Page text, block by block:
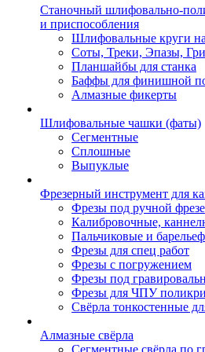
Станочный шлифовально-
и приспособления
Шлифовальные круги
Соты, Треки, Эпазы,
Планшайбы для станка
Баффы для финишной
Алмазные фикерты
Шлифовальные чашки (фаты)
Сегментные
Сплошные
Выпуклые
Фрезерный инструмент для
Фрезы под ручной
Калибровочные,
Пальчиковые и
Фрезы для спец работ
Фрезы с погружением
Фрезы под
Фрезы для ЧПУ
Свёрла тонкостенные
Алмазные свёрла
Сегментные свёрла по